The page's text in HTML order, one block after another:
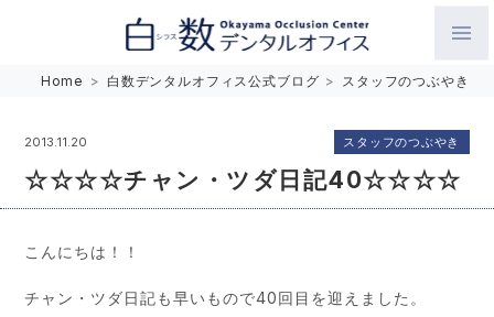
Home > 白数デンタルオフィス公式ブログ > スタッフのつぶやき
2013.11.20
☆☆☆☆チャン・ツダ日記40☆☆☆☆
スタッフのつぶやき
こんにちは！！
チャン・ツダ日記も早いもので40回目を迎えました。